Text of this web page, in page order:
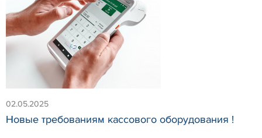
02.05.2025
Новые требованиям кассового оборудования !